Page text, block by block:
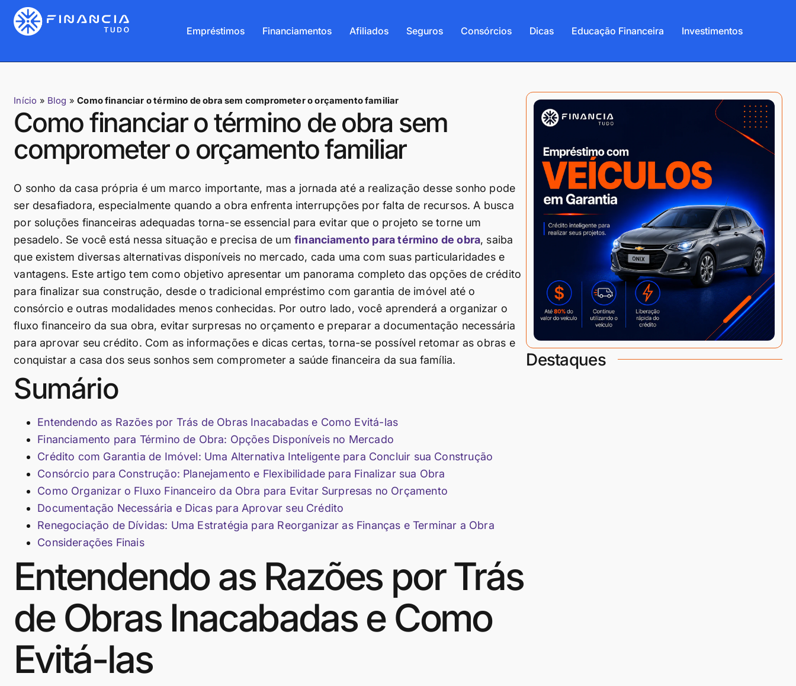
Empréstimos Financiamentos Afiliados Seguros Consórcios Dicas Educação Financeira Investimentos
Início » Blog »Como financiar o término de obra sem comprometer o orçamento familiar
Como financiar o término de obra sem
comprometer o orçamento familiar
O sonho da casa própria é um marco importante, mas a jornada até a realização desse sonho pode
ser desafiadora, especialmente quando a obra enfrenta interrupções por falta de recursos. A busca
por soluções financeiras adequadas torna-se essencial para evitar que o projeto se torne um
pesadelo. Se você está nessa situação e precisa de um financiamento para término de obra, saiba
que existem diversas alternativas disponíveis no mercado, cada uma com suas particularidades e
vantagens. Este artigo tem como objetivo apresentar um panorama completo das opções de crédito
para finalizar sua construção, desde o tradicional empréstimo com garantia de imóvel até o
consórcio e outras modalidades menos conhecidas. Por outro lado, você aprenderá a organizar o
fluxo financeiro da sua obra, evitar surpresas no orçamento e preparar a documentação necessária
para aprovar seu crédito. Com as informações e dicas certas, torna-se possível retomar as obras e
conquistar a casa dos seus sonhos sem comprometer a saúde financeira da sua família.
Sumário
Entendendo as Razões por Trás de Obras Inacabadas e Como Evitá-las
Financiamento para Término de Obra: Opções Disponíveis no Mercado
Crédito com Garantia de Imóvel: Uma Alternativa Inteligente para Concluir sua Construção
Consórcio para Construção: Planejamento e Flexibilidade para Finalizar sua Obra
Como Organizar o Fluxo Financeiro da Obra para Evitar Surpresas no Orçamento
Documentação Necessária e Dicas para Aprovar seu Crédito
Renegociação de Dívidas: Uma Estratégia para Reorganizar as Finanças e Terminar a Obra
Considerações Finais
Entendendo as Razões por Trás
de Obras Inacabadas e Como
Evitá-las
Destaques